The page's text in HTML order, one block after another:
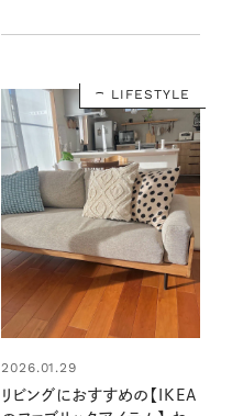
LIFESTYLE
2026.01.29
リビングにおすすめの【IKEA